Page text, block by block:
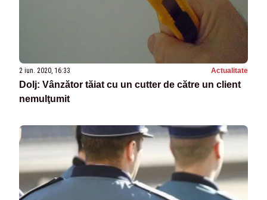
2 iun. 2020, 16:33 Actualitate
Dolj: Vânzător tăiat cu un cutter de către un client
nemulţumit